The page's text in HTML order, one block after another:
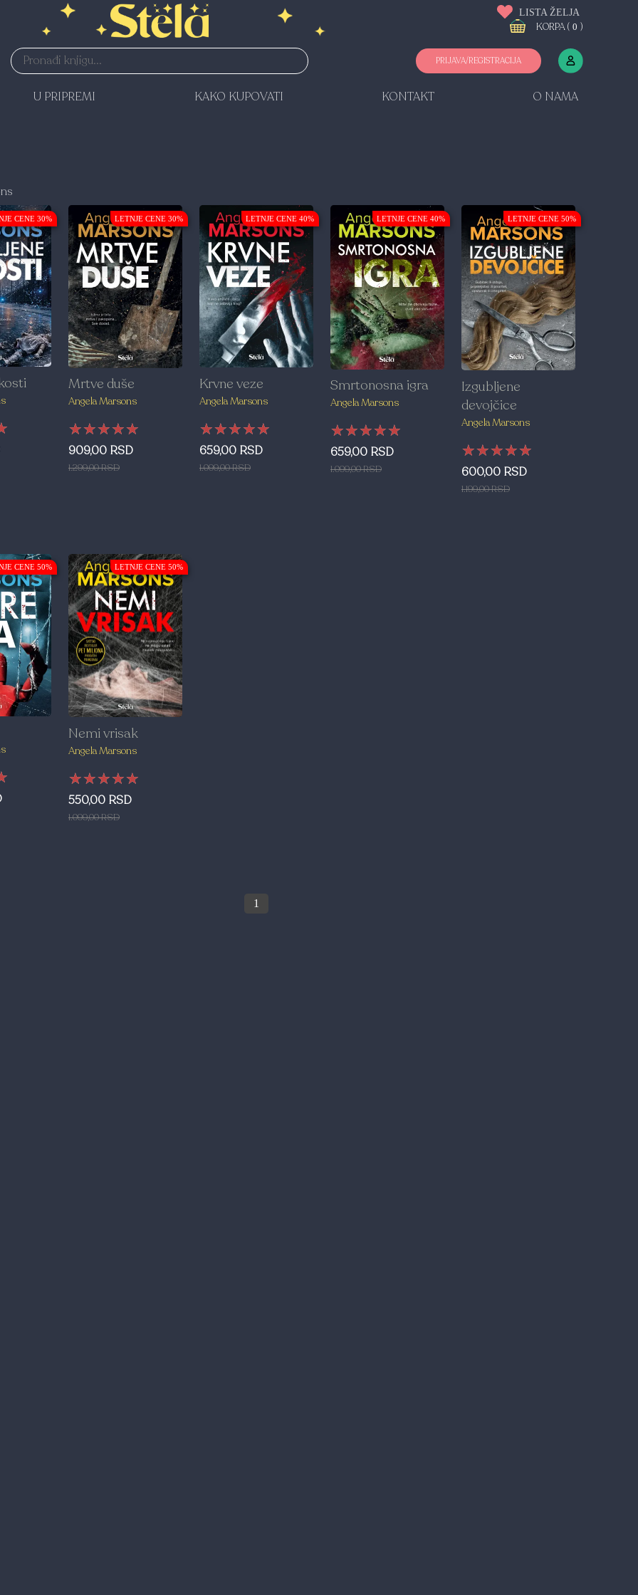
PRIJAVA/REGISTRACIJA
LISTA ŽELJA
KORPA ( 0 )
U PRIPREMI KAKO KUPOVATI KONTAKT O NAMA
CENE 30% LETNJE CENE 30%
Mrtve duše
Angela Marsons
★★★★★
★★★★★
★★★★★
909,00 RSD
1.299,00 RSD
LETNJE CENE 40%
Krvne veze
Angela Marsons
★★★★★
★★★★★
★★★★★
659,00 RSD
1.099,00 RSD
LETNJE CENE 40%
Smrtonosna igra
Angela Marsons
★★★★★
★★★★★
★★★★★
659,00 RSD
1.099,00 RSD
LETNJE CENE 50%
Izgubljene
devojčice
Angela Marsons
★★★★★
★★★★★
★★★★★
600,00 RSD
1.199,00 RSD
CENE 50% LETNJE CENE 50%
Nemi vrisak
Angela Marsons
★★★★★
★★★★★
★★★★★
550,00 RSD
1.099,00 RSD
1